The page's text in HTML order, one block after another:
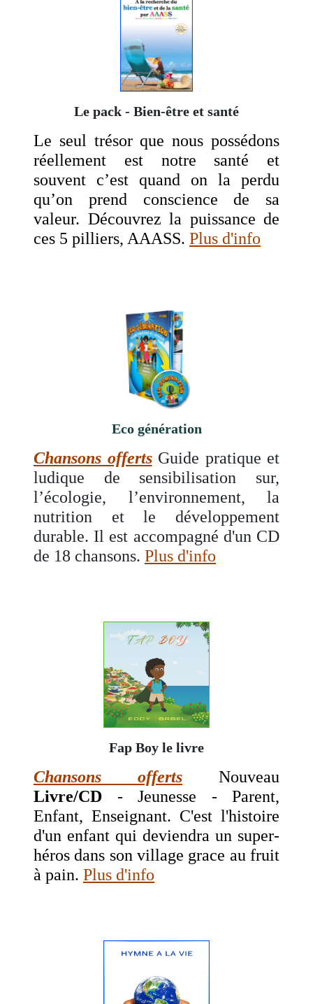
Le pack - Bien-être et santé
Le seul trésor que nous possédons
réellement est notre santé et
souvent c’est quand on la perdu
qu’on prend conscience de sa
valeur. Découvrez la puissance de
ces 5 pilliers, AAASS. Plus d'info
Eco génération
Chansons offertsGuide pratique et
ludique de sensibilisation sur,
l’écologie, l’environnement, la
nutrition et le développement
durable. Il est accompagné d'un CD
de 18 chansons. Plus d'info
Fap Boy le livre
Chansons offerts Nouveau
Livre/CD - Jeunesse - Parent,
Enfant, Enseignant. C'est l'histoire
d'un enfant qui deviendra un super-
héros dans son village grace au fruit
à pain. Plus d'info